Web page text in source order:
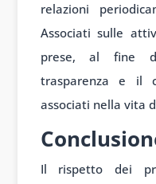
relazioni
Associati sulle
prese, al fine
trasparenza e il
associati nella vita
Il rispetto dei